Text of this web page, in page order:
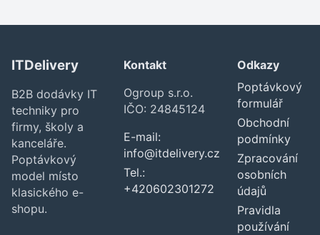
ITDelivery
B2B dodávky IT
techniky pro
firmy, školy a
kanceláře.
Poptávkový
model místo
klasického e-
shopu.
Kontakt
Ogroup s.r.o.
IČO: 24845124
E-mail:
info@itdelivery.cz
Tel.:
+420602301272
Odkazy
Poptávkový
formulář
Obchodní
podmínky
Zpracování
osobních
údajů
Pravidla
používání